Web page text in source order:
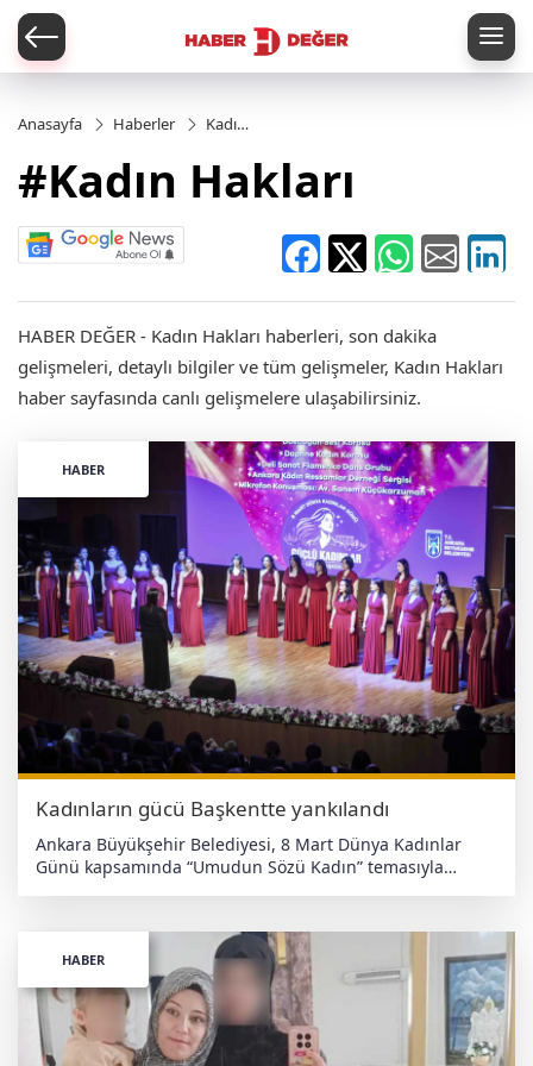
Anasayfa Haberler
Kadın
#Kadın Hakları
HABER DEĞER - Kadın Hakları haberleri, son dakika
gelişmeleri, detaylı bilgiler ve tüm gelişmeler, Kadın Hakları
haber sayfasında canlı gelişmelere ulaşabilirsiniz.
HABER
Kadınların gücü Başkentte yankılandı
Ankara Büyükşehir Belediyesi, 8 Mart Dünya Kadınlar
Günü kapsamında “Umudun Sözü Kadın” temasıyla
Kadınlar Günü kapsamında “Umudun Sözü Kadın”
temasıyla “Güçlü Kadınlar, Güçlü Başkent” etkinliği
düzenledi. Kocatepe Kültür Merkezi’nde gerçekleştirilen
programa yüzlerce kişi katıldı. Ankara Büyükşehir
Belediye Başkanı Mansur Yavaş’ın eşi Nursen Yavaş da
etkinlikte kadınlarla bir araya geldi. Etkinlik kapsamında
HABER